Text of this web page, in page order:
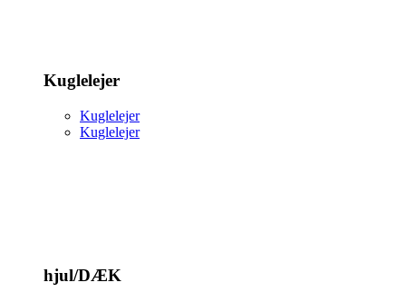
Kuglelejer
Kuglelejer
Kuglelejer
hjul/DÆK